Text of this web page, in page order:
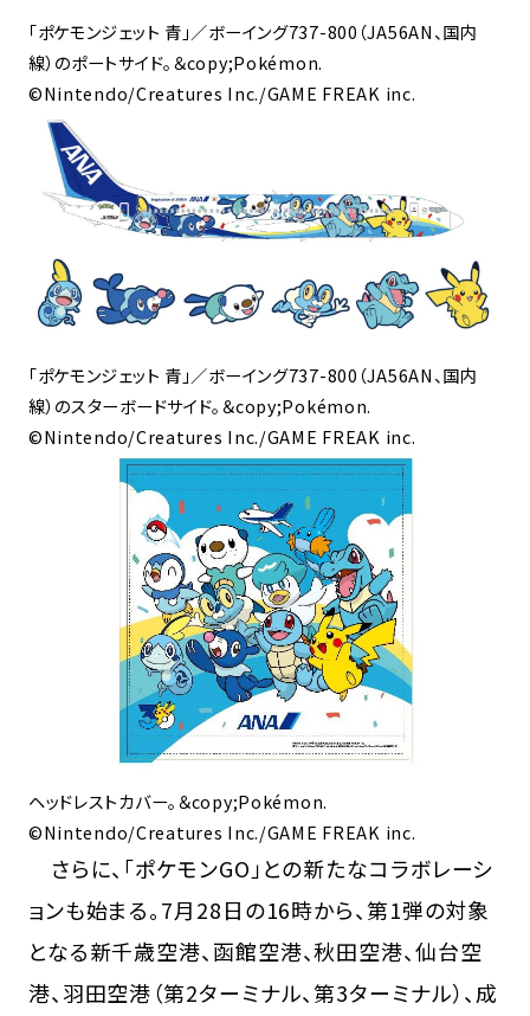
「ポケモンジェット 青」／ボーイング737-800（JA56AN、国内
線）のポートサイド。＆copy;Pokémon.
©Nintendo/Creatures Inc./GAME FREAK inc.
「ポケモンジェット 青」／ボーイング737-800（JA56AN、国内
線）のスターボードサイド。＆copy;Pokémon.
©Nintendo/Creatures Inc./GAME FREAK inc.
ヘッドレストカバー。＆copy;Pokémon.
©Nintendo/Creatures Inc./GAME FREAK inc.
さらに、「ポケモンGO」との新たなコラボレーシ
ョンも始まる。7月28日の16時から、第1弾の対象
となる新千歳空港、函館空港、秋田空港、仙台空
港、羽田空港（第2ターミナル、第3ターミナル）、成